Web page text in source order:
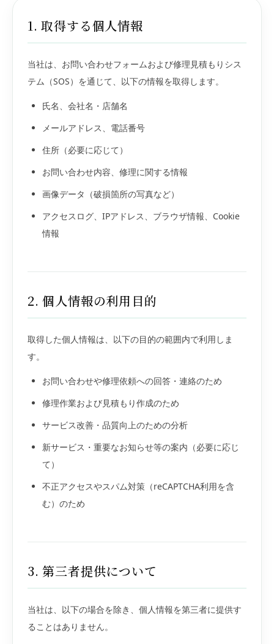
1. 取得する個人情報
当社は、お問い合わせフォームおよび修理見積もりシス
テム（SOS）を通じて、以下の情報を取得します。
氏名、会社名・店舗名
メールアドレス、電話番号
住所（必要に応じて）
お問い合わせ内容、修理に関する情報
画像データ（破損箇所の写真など）
アクセスログ、IPアドレス、ブラウザ情報、Cookie
情報
2. 個人情報の利用目的
取得した個人情報は、以下の目的の範囲内で利用しま
す。
お問い合わせや修理依頼への回答・連絡のため
修理作業および見積もり作成のため
サービス改善・品質向上のための分析
新サービス・重要なお知らせ等の案内（必要に応じ
て）
不正アクセスやスパム対策（reCAPTCHA利用を含
む）のため
3. 第三者提供について
当社は、以下の場合を除き、個人情報を第三者に提供す
ることはありません。